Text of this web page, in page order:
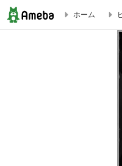
いよいよ新札発行！！オ
ホーム